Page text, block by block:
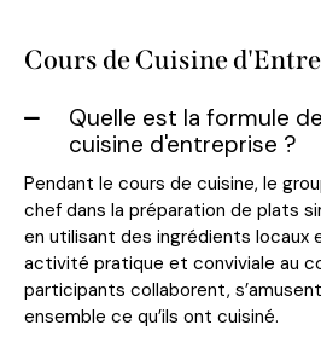
Cours de Cuisine
Quelle est la formule
cuisine d'entreprise ?
Pendant le cours de cuisine, le
chef dans la préparation de plats
en utilisant des ingrédients locaux
activité pratique et conviviale au
participants collaborent,
ensemble ce qu’ils ont cuisiné.